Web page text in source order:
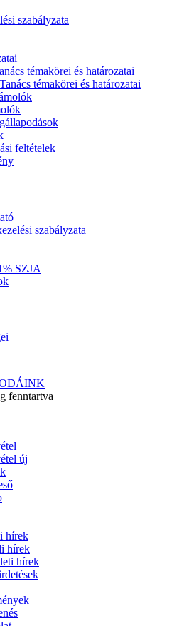
szabályzata
témakörei és határozatai
témakörei és határozatai
feltételek
szabályzata
SZJA
fenntartva
új
hírek
hírek
hírek